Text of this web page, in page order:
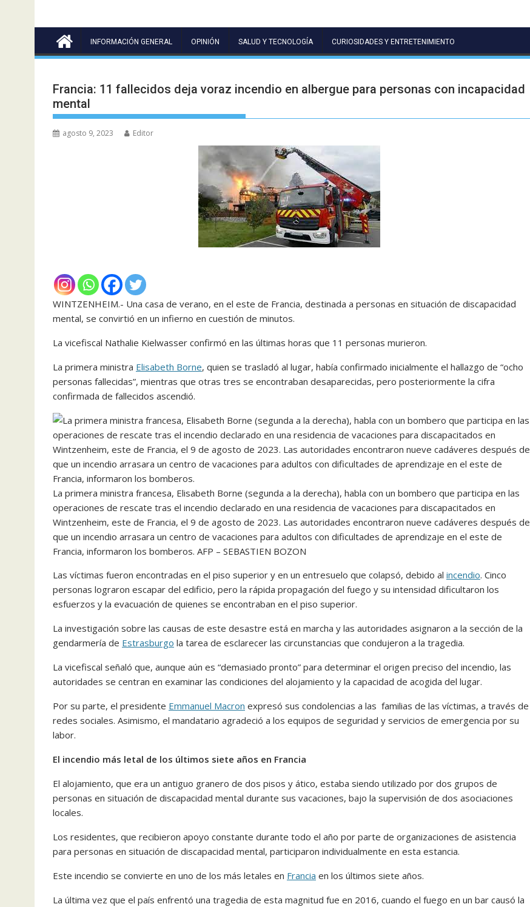
INFORMACIÓN GENERAL OPINIÓN SALUD Y TECNOLOGÍA CURIOSIDADES Y ENTRETENIMIENTO
Francia: 11 fallecidos deja voraz incendio en albergue para personas con incapacidad
mental
agosto 9, 2023 Editor
WINTZENHEIM.- Una casa de verano, en el este de Francia, destinada a personas en situación de discapacidad
mental, se convirtió en un infierno en cuestión de minutos.
La vicefiscal Nathalie Kielwasser confirmó en las últimas horas que 11 personas murieron.
La primera ministra Elisabeth Borne, quien se trasladó al lugar, había confirmado inicialmente el hallazgo de “ocho
personas fallecidas”, mientras que otras tres se encontraban desaparecidas, pero posteriormente la cifra
confirmada de fallecidos ascendió.
La primera ministra francesa, Elisabeth Borne (segunda a la derecha), habla con un bombero que participa en las
operaciones de rescate tras el incendio declarado en una residencia de vacaciones para discapacitados en
Wintzenheim, este de Francia, el 9 de agosto de 2023. Las autoridades encontraron nueve cadáveres después de
que un incendio arrasara un centro de vacaciones para adultos con dificultades de aprendizaje en el este de
Francia, informaron los bomberos. AFP – SEBASTIEN BOZON
Las víctimas fueron encontradas en el piso superior y en un entresuelo que colapsó, debido al incendio. Cinco
personas lograron escapar del edificio, pero la rápida propagación del fuego y su intensidad dificultaron los
esfuerzos y la evacuación de quienes se encontraban en el piso superior.
La investigación sobre las causas de este desastre está en marcha y las autoridades asignaron a la sección de la
gendarmería de Estrasburgo la tarea de esclarecer las circunstancias que condujeron a la tragedia.
La vicefiscal señaló que, aunque aún es “demasiado pronto” para determinar el origen preciso del incendio, las
autoridades se centran en examinar las condiciones del alojamiento y la capacidad de acogida del lugar.
Por su parte, el presidente Emmanuel Macron expresó sus condolencias a las familias de las víctimas, a través de
redes sociales. Asimismo, el mandatario agradeció a los equipos de seguridad y servicios de emergencia por su
labor.
El incendio más letal de los últimos siete años en Francia
El alojamiento, que era un antiguo granero de dos pisos y ático, estaba siendo utilizado por dos grupos de
personas en situación de discapacidad mental durante sus vacaciones, bajo la supervisión de dos asociaciones
locales.
Los residentes, que recibieron apoyo constante durante todo el año por parte de organizaciones de asistencia
para personas en situación de discapacidad mental, participaron individualmente en esta estancia.
Este incendio se convierte en uno de los más letales en Francia en los últimos siete años.
La última vez que el país enfrentó una tragedia de esta magnitud fue en 2016, cuando el fuego en un bar causó la